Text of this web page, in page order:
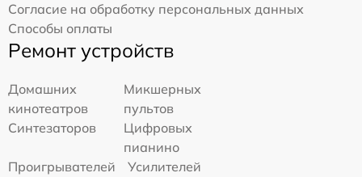
Согласие на обработку персональных данных
Способы оплаты
Ремонт устройств
Домашних
кинотеатров
Микшерных
пультов
Синтезаторов
Цифровых
пианино
Проигрывателей
Усилителей